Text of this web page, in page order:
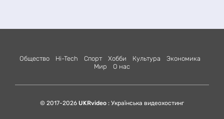
Общество Hi-Tech Спорт Хобби Культура
Экономика
Мир
О нас
© 2017-2026 UKRvideo : Українська видеохостинг